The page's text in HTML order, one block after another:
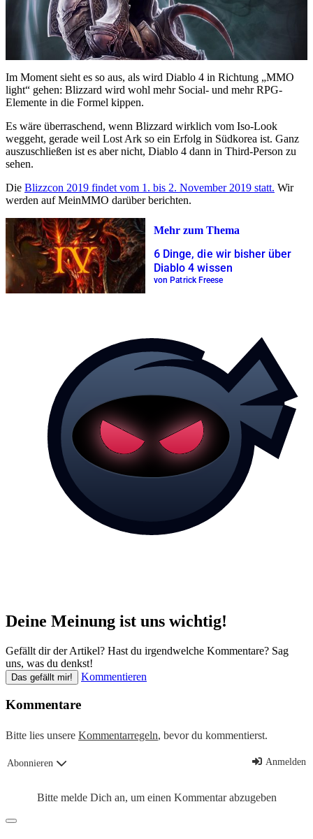
Im Moment sieht es so aus, als wird Diablo 4 in Richtung „MMO
light“ gehen: Blizzard wird wohl mehr Social- und mehr RPG-
Elemente in die Formel kippen.
Es wäre überraschend, wenn Blizzard wirklich vom Iso-Look
weggeht, gerade weil Lost Ark so ein Erfolg in Südkorea ist. Ganz
auszuschließen ist es aber nicht, Diablo 4 dann in Third-Person zu
sehen.
Die Blizzcon 2019 findet vom 1. bis 2. November 2019 statt. Wir
werden auf MeinMMO darüber berichten.
Mehr zum Thema
6 Dinge, die wir bisher über
Diablo 4 wissen
von Patrick Freese
Deine Meinung ist uns wichtig!
Gefällt dir der Artikel? Hast du irgendwelche Kommentare? Sag
uns, was du denkst!
Das gefällt mir! Kommentieren
Kommentare
Bitte lies unsere Kommentarregeln, bevor du kommentierst.
Abonnieren Anmelden
Bitte melde Dich an, um einen Kommentar abzugeben